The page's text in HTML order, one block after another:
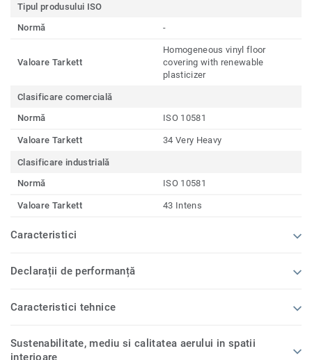
Tipul produsului ISO
Normă
-
Valoare Tarkett
Homogeneous vinyl floor
covering with renewable
plasticizer
Clasificare comercială
Normă
ISO 10581
Valoare Tarkett 34 Very Heavy
Clasificare industrială
Normă
ISO 10581
Valoare Tarkett 43 Intens
Caracteristici
Declarații de performanță
Caracteristici tehnice
Sustenabilitate, mediu si calitatea aerului in spatii
interioare